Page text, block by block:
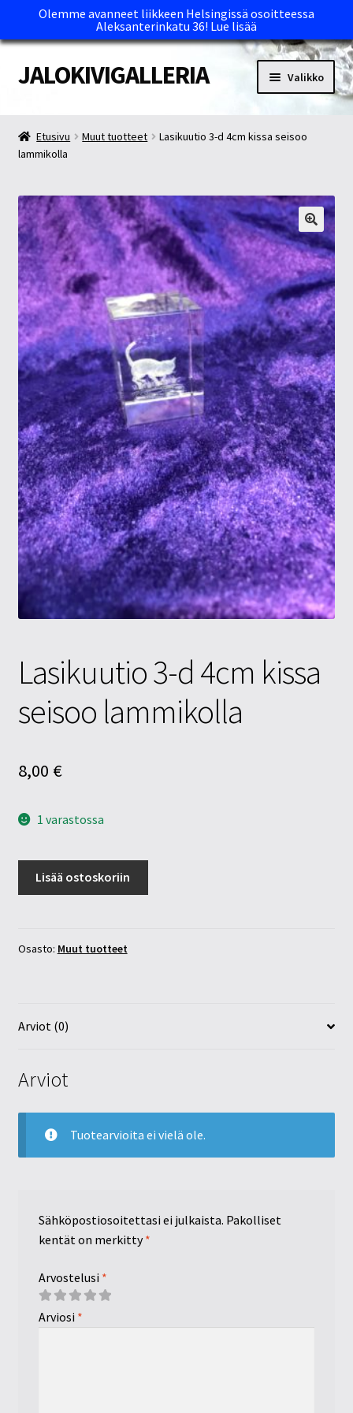
Olemme avanneet liikkeen Helsingissä osoitteessa
Aleksanterinkatu 36! Lue lisää
Siirry
navigointiin
Siirry
sisältöön
JALOKIVIGALLERIA Valikko
Kassa
Maksutavat ja Tärkeää tietää
Myymälät
Oma tili
Ostoskori
Tietosuojaseloste
Tuotteet
Yritysinfo
Etusivu Muut tuotteet
Lasikuutio 3-d 4cm kissa seisoo
lammikolla
Lasikuutio 3-d 4cm kissa
seisoo lammikolla
8,00 €
1 varastossa
kissa
Lisää ostoskoriin
Osasto: Muut tuotteet
Arviot (0)
Arviot
Tuotearvioita ei vielä ole.
Sähköpostiosoitettasi ei julkaista. Pakolliset
kentät on merkitty*
Arvostelusi *
Arviosi *